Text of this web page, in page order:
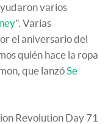
varios
". Varias
el aniversario del
quién hace la ropa
que lanzó Se
Revolution Day 71